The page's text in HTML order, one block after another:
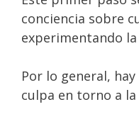
conciencia sobre
experimentando
Por lo general,
culpa en torno a la